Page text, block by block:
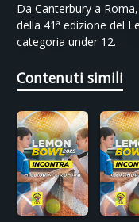
Da Canterbury a
della 41ª edizione del
categoria under 12.
Contenuti simili